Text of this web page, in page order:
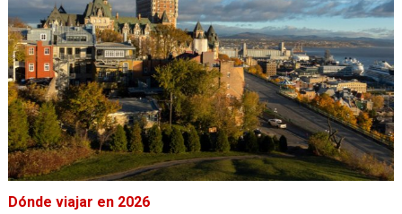
Dónde viajar en 2026